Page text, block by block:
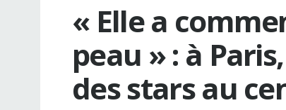
« Elle a
peau » : à
des stars au